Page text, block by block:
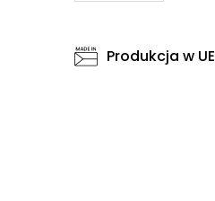
Produkcja w UE